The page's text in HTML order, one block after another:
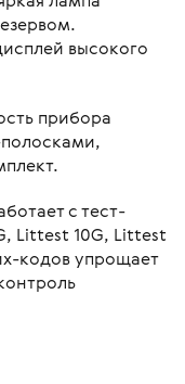
высокого
прибора
с тест-
Littest 10G, Littest
кодов упрощает